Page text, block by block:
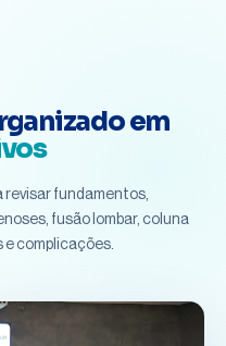
em
fundamentos,
fusão lombar, coluna
complicações.